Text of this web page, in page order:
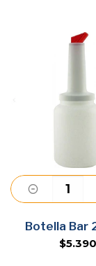
Botella Bar
$5.390